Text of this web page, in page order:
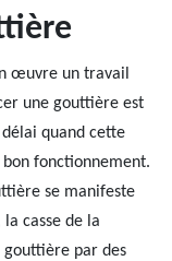
œuvre un travail
une gouttière est
quand cette
bon fonctionnement.
se manifeste
casse de la
par des